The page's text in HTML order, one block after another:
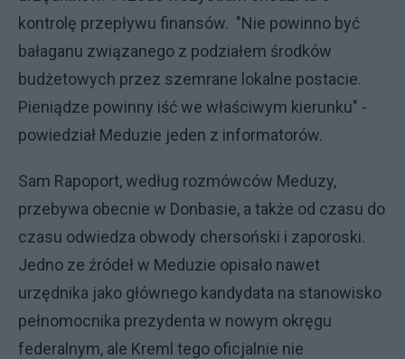
kontrolę przepływu finansów. "Nie powinno być
bałaganu związanego z podziałem środków
budżetowych przez szemrane lokalne postacie.
Pieniądze powinny iść we właściwym kierunku" -
powiedział Meduzie jeden z informatorów.
Sam Rapoport, według rozmówców Meduzy,
przebywa obecnie w Donbasie, a także od czasu do
czasu odwiedza obwody chersoński i zaporoski.
Jedno ze źródeł w Meduzie opisało nawet
urzędnika jako głównego kandydata na stanowisko
pełnomocnika prezydenta w nowym okręgu
federalnym, ale Kreml tego oficjalnie nie